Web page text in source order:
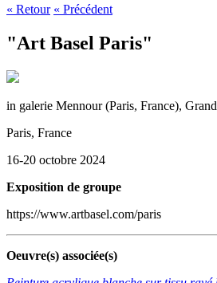
« Retour « Précédent
"Art Basel Paris"
in galerie Mennour (Paris, France),
Paris, France
16-20 octobre 2024
Exposition de groupe
https://www.artbasel.com/paris
Oeuvre(s) associée(s)